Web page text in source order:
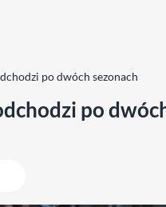
po dwóch sezonach
po